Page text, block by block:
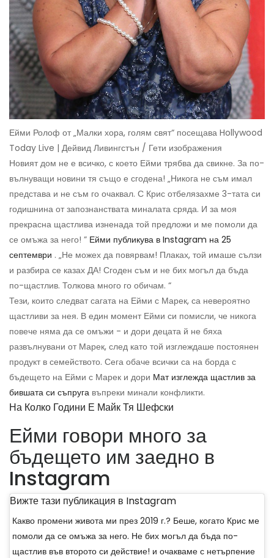
Ейми Ролоф от „Малки хора, голям свят“ посещава Hollywood
Today Live | Дейвид Ливингстън / Гети изображения
Новият дом не е всичко, с което Ейми трябва да свикне. За по-
вълнуващи новини тя също е сгодена! „Никога не съм имал
представа и не съм го очаквал. С Крис отбелязахме 3-тата си
годишнина от запознанствата миналата сряда. И за моя
прекрасна щастлива изненада той предложи и ме помоли да
се омъжа за него! ” Ейми публикува в Instagram на 25
септември . „Не можех да повярвам! Плаках, той имаше сълзи
и разбира се казах ДА! Сгоден съм и не бих могъл да бъда
по-щастлив. Толкова много го обичам. “
Тези, които следват сагата на Ейми с Марек, са невероятно
щастливи за нея. В един момент Ейми си помисли, че никога
повече няма да се омъжи - и дори децата й не бяха
развълнувани от Марек, след като той изглеждаше постоянен
продукт в семейството. Сега обаче всички са на борда с
бъдещето на Ейми с Марек и дори Мат изглежда щастлив за
бившата си съпруга въпреки минали конфликти.
На Колко Години Е Майк Тя Шефски
Ейми говори много за
бъдещето им заедно в
Instagram
Вижте тази публикация в Instagram
Какво промени живота ми през 2019 г.? Беше, когато Крис ме
помоли да се омъжа за него. Не бих могъл да бъда по-
щастлив във второто си действие! и очакваме с нетърпение